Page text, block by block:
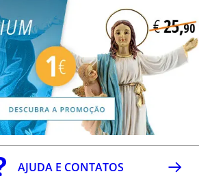
AJUDA E CONTATOS